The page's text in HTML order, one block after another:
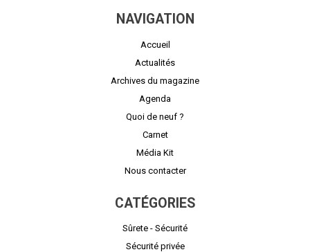
NAVIGATION
Accueil
Actualités
Archives du magazine
Agenda
Quoi de neuf ?
Carnet
Média Kit
Nous contacter
CATÉGORIES
Sûrete - Sécurité
Sécurité privée